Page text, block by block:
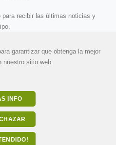
para recibir las últimas noticias y
reservados. Desarrollado por
garantizar que obtenga la mejor
nuestro sitio web.
INFO